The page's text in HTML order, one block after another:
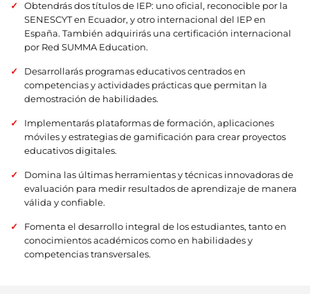
Obtendrás dos títulos de IEP: uno oficial, reconocible por la
SENESCYT en Ecuador, y otro internacional del IEP en
España. También adquirirás una certificación internacional
por Red SUMMA Education.
Desarrollarás programas educativos centrados en
competencias y actividades prácticas que permitan la
demostración de habilidades.
Implementarás plataformas de formación, aplicaciones
móviles y estrategias de gamificación para crear proyectos
educativos digitales.
Domina las últimas herramientas y técnicas innovadoras de
evaluación para medir resultados de aprendizaje de manera
válida y confiable.
Fomenta el desarrollo integral de los estudiantes, tanto en
conocimientos académicos como en habilidades y
competencias transversales.